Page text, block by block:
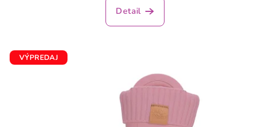
Detail
VÝPREDAJ